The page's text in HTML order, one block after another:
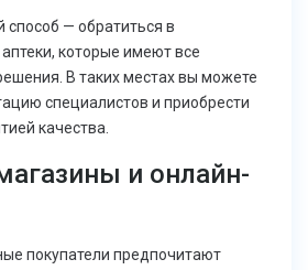
— обратиться в
которые имеют все
В таких местах вы можете
специалистов и приобрести
качества.
и онлайн-
покупатели предпочитают